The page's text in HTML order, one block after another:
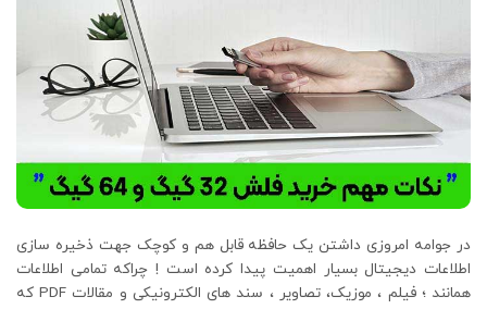
در جوامه امروزی داشتن یک حافظه قابل هم و کوچک جهت ذخیره سازی
اطلاعات دیجیتال بسیار اهمیت پیدا کرده است ! چراکه تمامی اطلاعات
همانند ؛ فیلم ، موزیک، تصاویر ، سند های الکترونیکی و مقالات PDF که